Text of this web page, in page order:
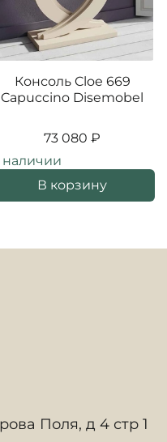
Консоль Cloe 669
Capuccino Disemobel
73 080 ₽
наличии
В корзину
Поля, д 4 стр 1